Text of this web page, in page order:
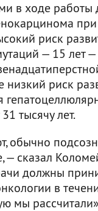
в ходе работы
риск
— 15 лет
низкий риск
тысячу лет.
обычно
— сказал
должны
в
мы